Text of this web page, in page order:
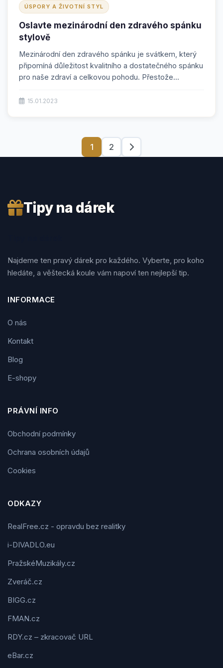
ÚSPORY A ŽIVOTNÍ STYL
Oslavte mezinárodní den zdravého spánku
stylově
Mezinárodní den zdravého spánku je svátkem, který
připomíná důležitost kvalitního a dostatečného spánku
pro naše zdraví a celkovou pohodu. Přestože...
15.01.2023
1 2
Tipy na dárek
Najdeme ten pravý dárek pro každého. Vyberte, pro koho
hledáte, a věštecká koule vám napoví ten nejlepší tip.
INFORMACE
O nás
Kontakt
Blog
E-shopy
PRÁVNÍ INFO
Obchodní podmínky
Ochrana osobních údajů
Cookies
ODKAZY
RealFree.cz - opravdu bez realitky
i-DIVADLO.eu
PražskéMuzikály.cz
Zveráč.cz
BIGG.cz
FMAN.cz
RDY.cz – zkracovač URL
eBar.cz